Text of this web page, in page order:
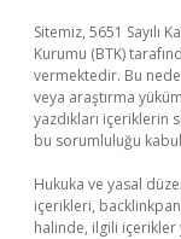
Sitemiz, 5651 Sayılı
Kurumu (BTK)
vermektedir. Bu
veya araştırma
yazdıkları içeriklerin
bu sorumluluğu
Hukuka ve yasal
içerikleri,
halinde, ilgili içerikler